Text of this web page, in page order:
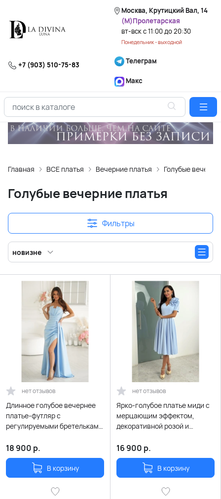
Москва, Крутицкий Вал, 14
(М)Пролетарская
вт-вск с 11:00 до 20:30
Понедельник - выходной
+7 (903) 510-75-83 Телеграм
Макс
Главная ВСЕ платья Вечерние платья Голубые
Голубые вечерние платья
Фильтры
новизне
нет отзывов
Длинное голубое вечернее
платье-футляр с
регулируемыми бретельками
18 900 р.
В корзину
нет отзывов
Ярко-голубое платье миди с
мерцающим эффектом,
декоративной розой и
16 900 р.
В корзину